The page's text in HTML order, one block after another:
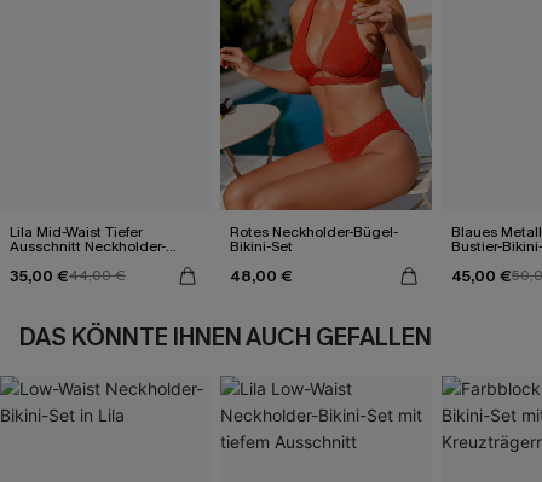
Lila Mid-Waist Tiefer
Ausschnitt Neckholder-
35,00 €44,00 €
Rotes Neckholder-Bügel-
Bikini-Set
48,00 €
Blaues
Bustier-
45,00 €
DAS KÖNNTE IHNEN AUCH GEFALLEN